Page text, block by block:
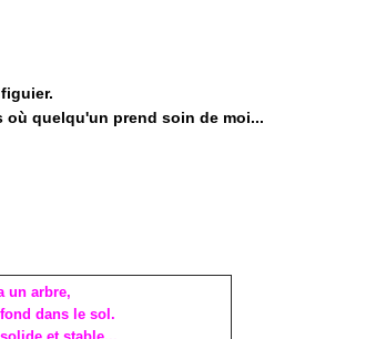
quelqu'un prend soin de moi...
un arbre,
dans le sol.